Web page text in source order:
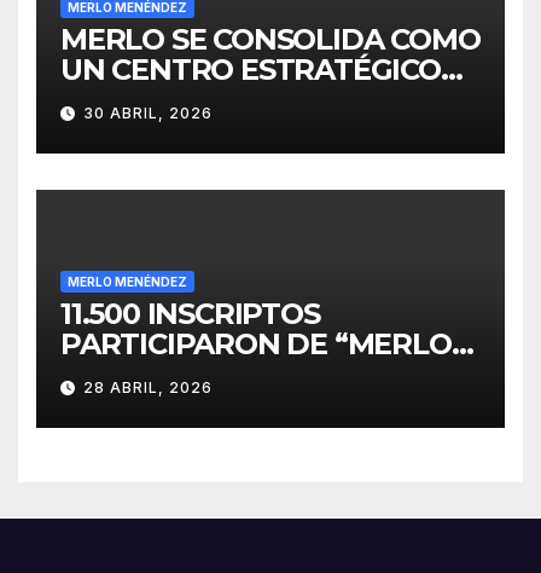
MERLO MENÉNDEZ
MERLO SE CONSOLIDA COMO
UN CENTRO ESTRATÉGICO
PARA EL DESARROLLO DE
INVERSIONES
30 ABRIL, 2026
MERLO MENÉNDEZ
11.500 INSCRIPTOS
PARTICIPARON DE “MERLO
CORRE POR MALVINAS”
28 ABRIL, 2026